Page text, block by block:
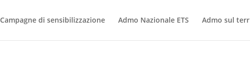
Campagne di sensibilizzazione Admo Nazionale ETS Admo sul